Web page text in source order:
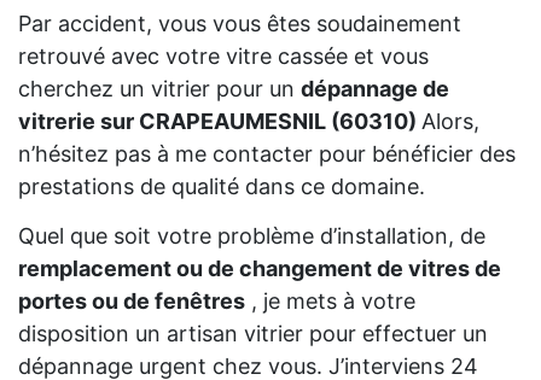
Par accident, vous vous êtes soudainement
retrouvé avec votre vitre cassée et vous
cherchez un vitrier pour un dépannage de
vitrerie sur CRAPEAUMESNIL (60310) Alors,
n’hésitez pas à me contacter pour bénéficier des
prestations de qualité dans ce domaine.
Quel que soit votre problème d’installation, de
remplacement ou de changement de vitres de
portes ou de fenêtres , je mets à votre
disposition un artisan vitrier pour effectuer un
dépannage urgent chez vous. J’interviens 24